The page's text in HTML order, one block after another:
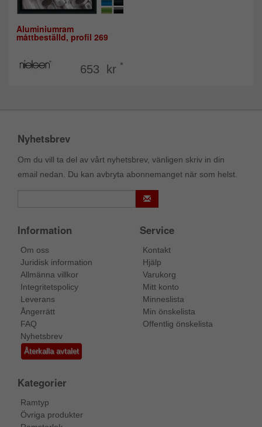
Aluminiumram
måttbeställd, profil 269
653 kr *
Nyhetsbrev
Om du vill ta del av vårt nyhetsbrev, vänligen skriv in din
email nedan. Du kan avbryta abonnemanget när som helst.
Information
Om oss
Juridisk information
Allmänna villkor
Integritetspolicy
Leverans
Ångerrätt
FAQ
Nyhetsbrev
Återkalla avtalet
Service
Kontakt
Hjälp
Varukorg
Mitt konto
Minneslista
Min önskelista
Offentlig önskelista
Kategorier
Ramtyp
Övriga produkter